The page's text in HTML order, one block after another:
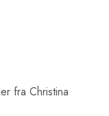
fra Christina